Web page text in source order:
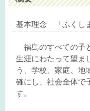
基本理念 「ふくし
福島のすべての子
生涯にわたって望ま
う、学校、家庭、地
確にし、社会全体で
す。